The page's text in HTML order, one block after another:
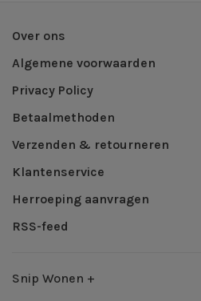
Over ons
Algemene voorwaarden
Privacy Policy
Betaalmethoden
Verzenden & retourneren
Klantenservice
Herroeping aanvragen
RSS-feed
Snip Wonen +